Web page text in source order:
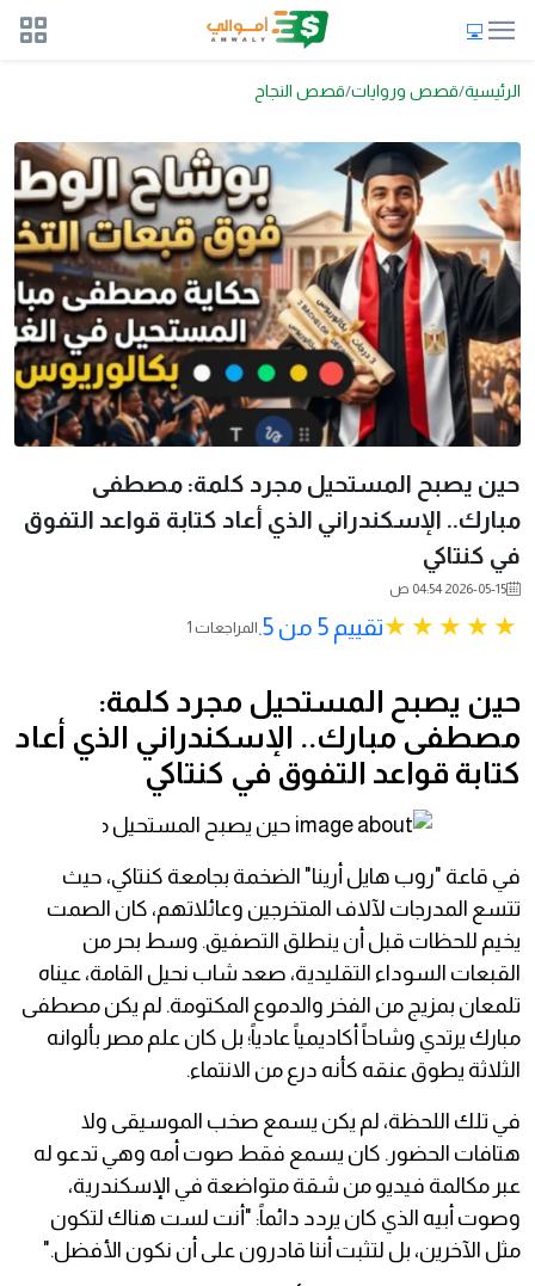
الرئيسية قصص وروايات قصص النجاح
حين يصبح المستحيل مجرد كلمة: مصطفى
مبارك.. الإسكندراني الذي أعاد كتابة قواعد التفوق
في كنتاكي
2026-05-15 04:54 ص
تقييم 5 من 5. 1 المراجعات
حين يصبح المستحيل مجرد كلمة:
مصطفى مبارك.. الإسكندراني الذي أعاد
كتابة قواعد التفوق في كنتاكي
في قاعة "روب هايل أرينا" الضخمة بجامعة كنتاكي، حيث
تتسع المدرجات لآلاف المتخرجين وعائلاتهم، كان الصمت
يخيم للحظات قبل أن ينطلق التصفيق. وسط بحر من
القبعات السوداء التقليدية، صعد شاب نحيل القامة، عيناه
تلمعان بمزيج من الفخر والدموع المكتومة. لم يكن مصطفى
مبارك يرتدي وشاحاً أكاديمياً عادياً؛ بل كان علم مصر بألوانه
الثلاثة يطوق عنقه كأنه درع من الانتماء.
في تلك اللحظة، لم يكن يسمع صخب الموسيقى ولا
هتافات الحضور. كان يسمع فقط صوت أمه وهي تدعو له
عبر مكالمة فيديو من شقة متواضعة في الإسكندرية،
وصوت أبيه الذي كان يردد دائماً: "أنت لست هناك لتكون
مثل الآخرين، بل لتثبت أننا قادرون على أن نكون الأفضل."